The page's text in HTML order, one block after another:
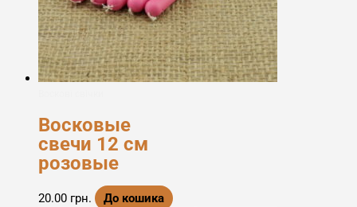
Восковые
свечи 12 см
розовые
20.00 грн. До кошика